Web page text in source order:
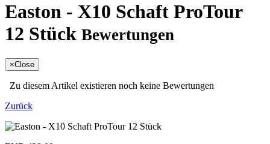
Easton - X10 Schaft ProTour
12 Stück Bewertungen
×Close
Zu diesem Artikel existieren noch keine Bewertungen
Zurück